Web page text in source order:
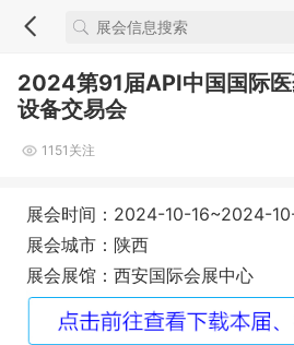
2024第91届API中国国际
设备交易会
1151关注
展会时间：2024-10-16~2024-
展会城市：陕西
展会展馆：西安国际会展中心